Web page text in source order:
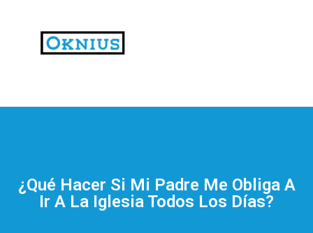
На
впечатлениями
¿Qué Hacer Si Mi Padre Me Obliga A
Ir A La Iglesia Todos Los Días?